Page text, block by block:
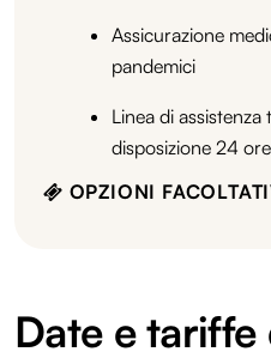
Assicurazione
pandemici
Linea di
disposizione 24
OPZIONI
Date e